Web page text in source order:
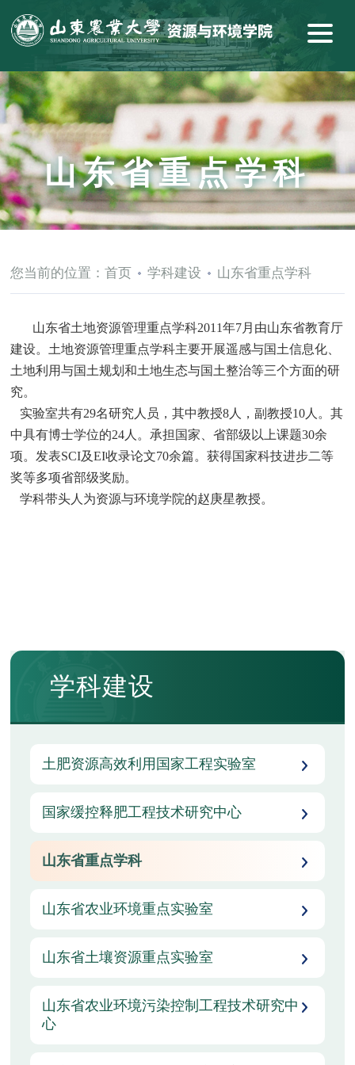
山东省重点学科
您当前的位置：首页 学科建设 山东省重点学科
山东省土地资源管理重点学科2011年7月由山东省教育厅
建设。 土地资源管理重点学科主要开展遥感与国土信息化、
土地利用与国土规划和土地生态与国土整治等三个方面的研
究。
实验室共有29名研究人员，其中教授8 人，副教授10 人。其
中具有博士学位的24 人。承担国家、省部级以上课题30余
项。发表SCI及EI收录论文70余篇。获得国家科技进步二等
奖等多项省部级奖励。
学科带头人为资源与环境学院的赵庚星教授。
学科建设
土肥资源高效利用国家工程实验室
国家缓控释肥工程技术研究中心
山东省重点学科
山东省农业环境重点实验室
山东省土壤资源重点实验室
山东省农业环境污染控制工程技术研究中
心